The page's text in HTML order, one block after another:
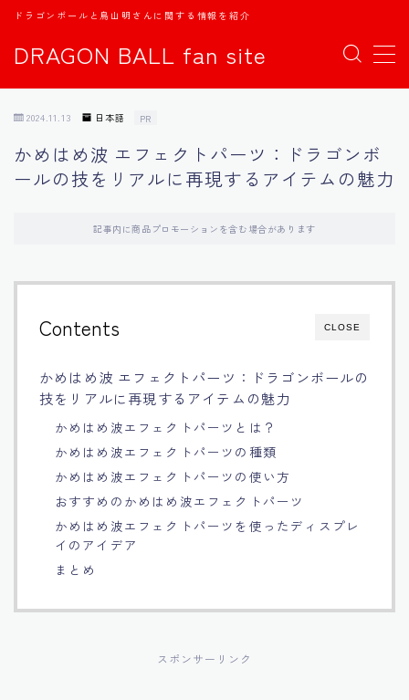
DRAGON BALL fan site
ドラゴンボールと鳥山明さんに関する情報を紹介
MENU
日本語
中文
Español
اللغة العربية
Français
Bahasa Indonesia
Português
2024.11.13 日本語 PR
かめはめ波 エフェクトパーツ：ドラゴンボ
ールの技をリアルに再現するアイテムの魅力
記事内に商品プロモーションを含む場合があります
CLOSE
Contents
かめはめ波 エフェクトパーツ：ドラゴンボールの
技をリアルに再現するアイテムの魅力
かめはめ波エフェクトパーツとは？
かめはめ波エフェクトパーツの種類
かめはめ波エフェクトパーツの使い方
おすすめのかめはめ波エフェクトパーツ
かめはめ波エフェクトパーツを使ったディスプレ
イのアイデア
まとめ
スポンサーリンク